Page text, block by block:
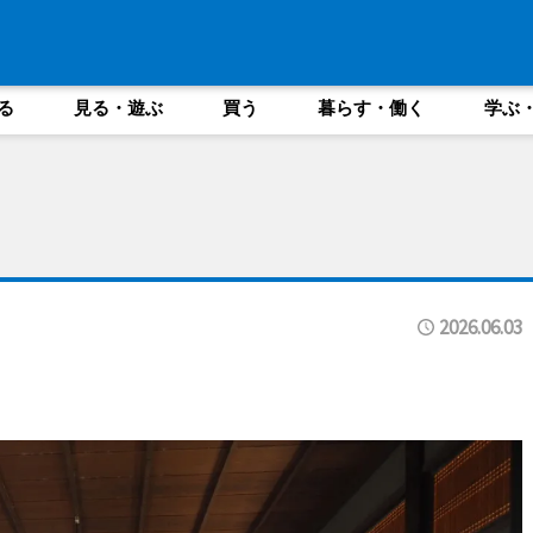
見る・遊ぶ 買う 暮らす・働く 学ぶ
2026.06.03